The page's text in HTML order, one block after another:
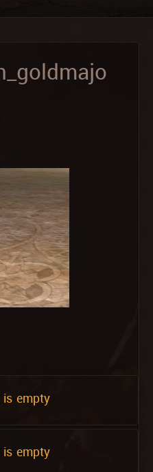
empty
empty